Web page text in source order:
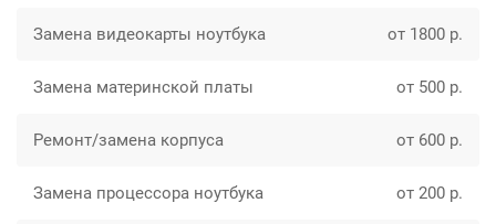
Замена видеокарты ноутбука от 1800 р.
Замена материнской платы от 500 р.
Ремонт/замена корпуса от 600 р.
Замена процессора ноутбука от 200 р.